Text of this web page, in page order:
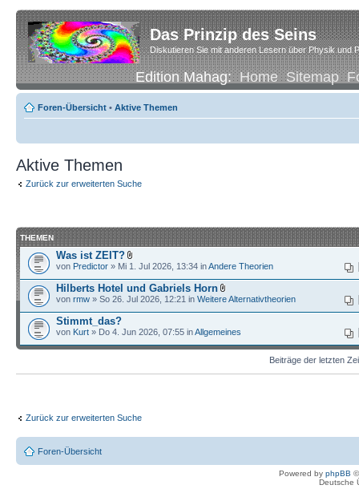
Das Prinzip des Seins
Diskutieren Sie mit anderen Lesern über Physik und
Edition Mahag:Home Sitemap
Foren-Übersicht • Aktive Themen
Aktive Themen
Zurück zur erweiterten Suche
THEMEN
Was ist ZEIT?
von Predictor » Mi 1. Jul 2026, 13:34 inAndere Theorien
Hilberts Hotel und Gabriels Horn
von rmw » So 26. Jul 2026, 12:21 in Weitere Alternativtheorien
Stimmt_das?
von Kurt » Do 4. Jun 2026, 07:55 inAllgemeines
Beiträge der letzten
Zurück zur erweiterten Suche
Foren-Übersicht
Powered by phpBB
Deutsche